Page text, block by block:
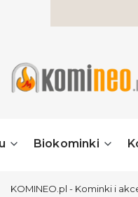
Biokominki
KOMINEO.pl - Kominki i